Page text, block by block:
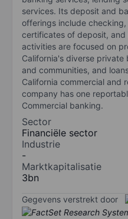
services. Its deposit and
offerings include
certificates of deposit,
activities are focused on
California's diverse private
and communities, and
California commercial and
company has one
Commercial banking.
Sector
Financiële sector
Industrie
-
Marktkapitalisatie
3bn
Gegevens verstrekt door